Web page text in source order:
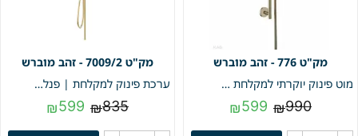
776 - זהב מוברש
מוט פינוק יוקרתי למקלחת | זהב מוברש | מק"ט 776
₪990
₪599
7009/2 - זהב מוברש
ערכת פינוק למקלחת | פנל נירוסטה מלבני | 100 ס"מ | זהב מוברש | מק"ט 7009/2
₪835
₪599